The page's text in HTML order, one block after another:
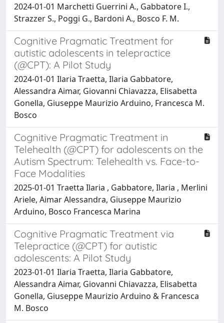
2024-01-01 Marchetti Guerrini A., Gabbatore I.,
Strazzer S., Poggi G., Bardoni A., Bosco F. M.
Cognitive Pragmatic Treatment for
autistic adolescents in telepractice
(@CPT): A Pilot Study
2024-01-01 Ilaria Traetta, Ilaria Gabbatore,
Alessandra Aimar, Giovanni Chiavazza, Elisabetta
Gonella, Giuseppe Maurizio Arduino, Francesca M.
Bosco
Cognitive Pragmatic Treatment in
Telehealth (@CPT) for adolescents on the
Autism Spectrum: Telehealth vs. Face-to-
Face Modalities
2025-01-01 Traetta Ilaria , Gabbatore, Ilaria , Merlini
Ariele, Aimar Alessandra, Giuseppe Maurizio
Arduino, Bosco Francesca Marina
Cognitive Pragmatic Treatment via
Telepractice (@CPT) for autistic
adolescents: A Pilot Study
2023-01-01 Ilaria Traetta, Ilaria Gabbatore,
Alessandra Aimar, Giovanni Chiavazza, Elisabetta
Gonella, Giuseppe Maurizio Arduino & Francesca
M. Bosco